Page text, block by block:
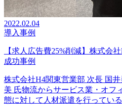
2022.02.04
導入事例
【求人広告費25%削減】株式会
成功事例
株式会社H4関東営業部 次長 国
美 氏物流からサービス業・オフ
態に対して人材派遣を行ってい